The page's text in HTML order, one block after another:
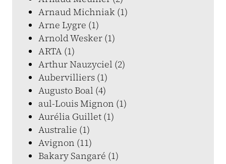
Arnaud Michniak (1)
Arne Lygre (1)
Arnold Wesker (1)
ARTA (1)
Arthur Nauzyciel (2)
Aubervilliers (1)
Augusto Boal (4)
aul-Louis Mignon (1)
Aurélia Guillet (1)
Australie (1)
Avignon (11)
Bakary Sangaré (1)